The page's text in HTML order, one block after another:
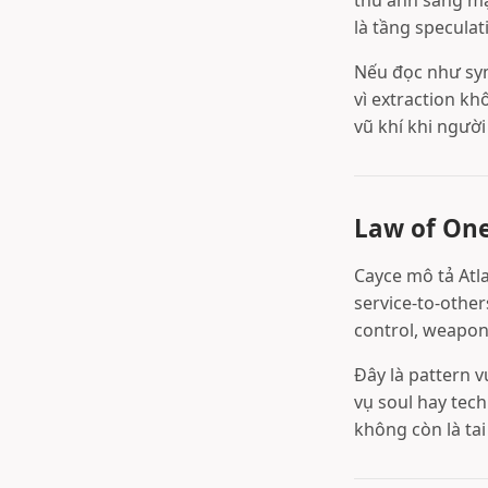
là tầng
Nếu đọc như
vì extraction
vũ khí khi
Law of
Cayce mô tả
service-to-
control,
Đây là pattern
vụ soul hay
không còn là